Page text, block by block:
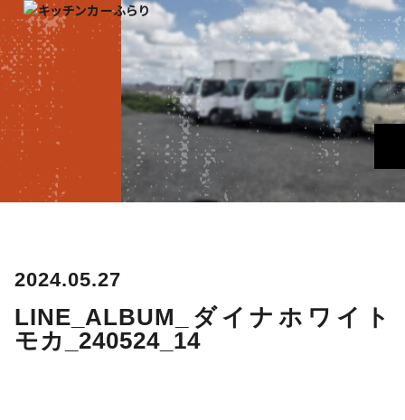
2024.05.27
LINE_ALBUM_ダイナホワイト
モカ_240524_14